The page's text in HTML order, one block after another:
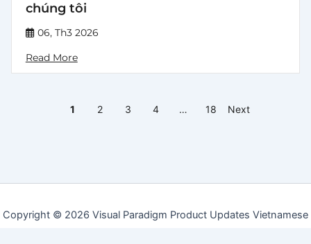
chúng tôi
06, Th3 2026
Read More
1 2 3 4 … 18 Next
Copyright © 2026 Visual Paradigm Product Updates Vietnamese